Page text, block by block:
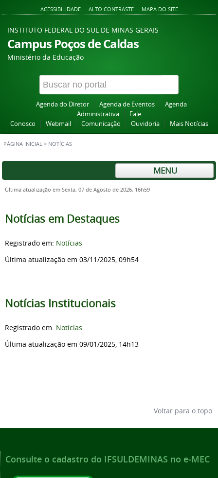
ACESSIBILIDADE ALTO CONTRASTE MAPA DO SITE
INSTITUTO FEDERAL DO SUL DE MINAS GERAIS
Campus Poços de Caldas
Ministério da Educação
Agenda do Diretor Agenda de Eventos
Agenda
Administrativa
Fale
Conosco
Webmail Comunicação Ouvidoria Mais Notícias
PÁGINA INICIAL > NOTÍCIAS
MENU
Última atualização em Sexta, 07 de Agosto de 2026, 16h59
Notícias em Destaques
Registrado em: Notícias
Última atualização em 03/11/2025, 09h54
Notícias Institucionais
Registrado em: Notícias
Última atualização em 09/01/2025, 14h13
Voltar para o topo
Consulte o cadastro do IFSULDEMINAS no e-MEC